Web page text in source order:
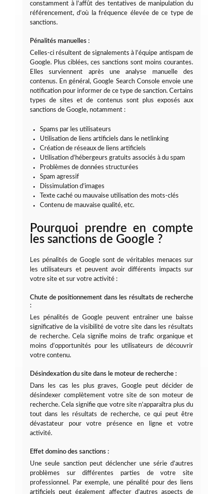
constamment à l’affût des tentatives de manipulation du
référencement, d’où la fréquence élevée de ce type de
sanctions.
Pénalités manuelles :
Celles-ci résultent de signalements à l’équipe antispam de
Google. Plus ciblées, ces sanctions sont moins courantes.
Elles surviennent après une analyse manuelle des
contenus. En général, Google Search Console envoie une
notification pour informer de ce type de sanction. Certains
types de sites et de contenus sont plus exposés aux
sanctions de Google, notamment :
Spams par les utilisateurs
Utilisation de liens artificiels dans le netlinking
Création de réseaux de liens artificiels
Utilisation d’hébergeurs gratuits associés à du spam
Problèmes de données structurées
Spam agressif
Dissimulation d’images
Texte caché ou mauvaise utilisation des mots-clés
Contenu de mauvaise qualité, etc.
Pourquoi prendre en compte
les sanctions de Google ?
Les pénalités de Google sont de véritables menaces sur
les utilisateurs et peuvent avoir différents impacts sur
votre site et sur votre activité :
Chute de positionnement dans les résultats de recherche
:
Les pénalités de Google peuvent entraîner une baisse
significative de la visibilité de votre site dans les résultats
de recherche. Cela signifie moins de trafic organique et
moins d’opportunités pour les utilisateurs de découvrir
votre contenu.
Désindexation du site dans le moteur de recherche :
Dans les cas les plus graves, Google peut décider de
désindexer complètement votre site de son moteur de
recherche. Cela signifie que votre site n’apparaîtra plus du
tout dans les résultats de recherche, ce qui peut être
dévastateur pour votre présence en ligne et votre
activité.
Effet domino des sanctions :
Une seule sanction peut déclencher une série d’autres
problèmes sur différentes parties de votre site
professionnel. Par exemple, une pénalité pour des liens
artificiels peut également affecter d’autres aspects de